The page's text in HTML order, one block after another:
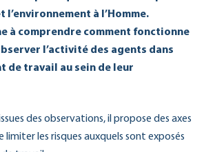
à l’Homme.
à comprendre comment fonctionne
l’activité des agents dans
de travail au sein de leur
des observations, il propose des axes
limiter les risques auxquels sont exposés